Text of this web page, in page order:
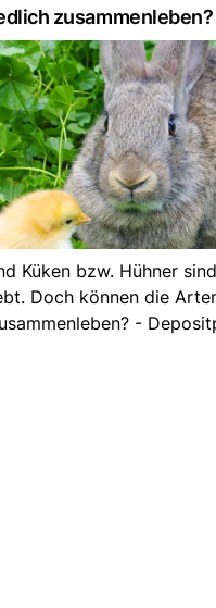
zusammenleben?
Küken bzw. Hühner
Doch können die
-